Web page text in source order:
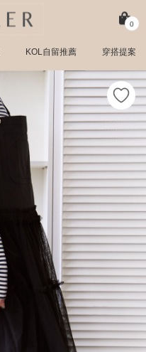
0
KOL自留推薦 穿搭提案